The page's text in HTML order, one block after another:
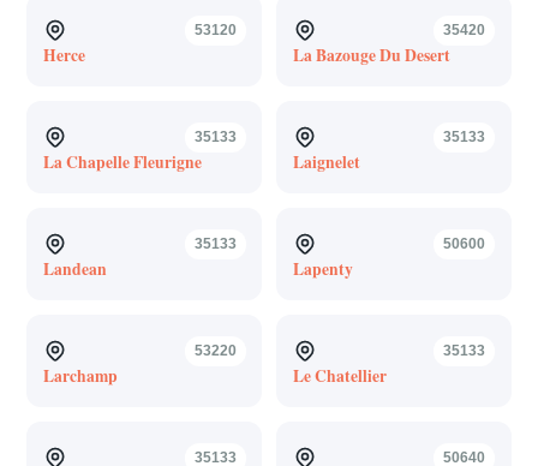
53120
Herce
35420
La Bazouge Du Desert
35133
La Chapelle Fleurigne
35133
Laignelet
35133
Landean
50600
Lapenty
53220
Larchamp
35133
Le Chatellier
35133 50640